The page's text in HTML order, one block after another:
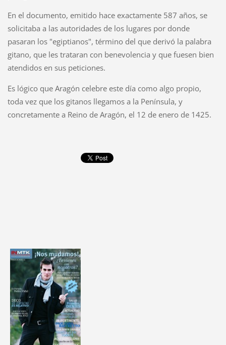
En el documento, emitido hace exactamente 587 años, se
solicitaba a las autoridades de los lugares por donde
pasaran los "egiptianos", término del que derivó la palabra
gitano, que les trataran con benevolencia y que fuesen bien
atendidos en sus peticiones.
Es lógico que Aragón celebre este día como algo propio,
toda vez que los gitanos llegamos a la Península, y
concretamente a Reino de Aragón, el 12 de enero de 1425.